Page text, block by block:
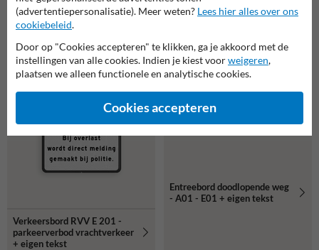
Verkeersbord RVV E 201 -
parkeerverbod vrachtverkeer
+ eigen tekst
Entreebord doodlopende weg
- A01 - E01 + eigen tekst
(advertentiepersonalisatie). Meer weten? Lees hier alles over ons
cookiebeleid.
Door op "Cookies accepteren" te klikken, ga je akkoord met de
instellingen van alle cookies. Indien je kiest voorweigeren,
plaatsen we alleen functionele en analytische cookies.
Cookies accepteren